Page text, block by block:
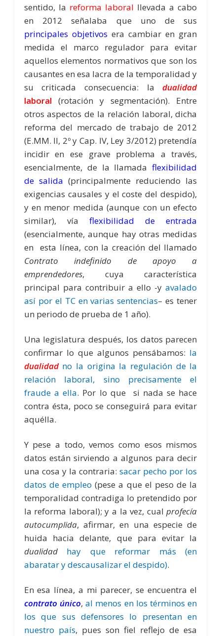
sentido, la reforma laboral llevada a cabo
en 2012 señalaba que uno de sus
principales objetivos era cambiar en gran
medida el marco regulador para evitar
aquellos elementos normativos que son los
causantes en esa lacra de la temporalidad y
su criticada consecuencia: ladualidad
laboral
(rotación y segmentación). Entre
otros aspectos de la relación laboral, dicha
reforma del mercado de trabajo de 2012
(E.MM. II, 2º y Cap. IV, Ley 3/2012) pretendía
incidir en ese grave problema a través,
esencialmente, de la llamadaflexibilidad
de salida (principalmente reduciendo las
exigencias causales y el coste del despido),
y en menor medida (aunque con un efecto
similar), vía flexibilidad de entrada
(esencialmente, aunque hay otras medidas
en esta línea, con la creación del llamado
Contrato indefinido de apoyo a
emprendedores, cuya característica
principal para contribuir a ello -yavalado
así por el TC en varias sentencias– es tener
un periodo de prueba de 1 año).
Una legislatura después, los datos parecen
confirmar lo que algunos pensábamos: la
dualidad no la origina la regulación de la
relación laboral, sino precisamente el
fraude a ella. Por lo que si nada se hace
contra ésta, poco se conseguirá para evitar
aquélla.
Y pese a todo, vemos como esos mismos
datos están sirviendo a algunos para decir
una cosa y la contraria:sacar pecho por los
datos de empleo (pese a que el peso de la
temporalidad contradiga lo pretendido por
la reforma laboral); y a la vez, cualprofecía
autocumplida, afirmar, en una especie de
huida hacia delante, que para evitar la
dualidad
hay que reformar más (en
abaratar y descausalizar el despido).
En esa línea, a mi parecer, se encuentra el
contrato único,al menos en los términos en
los que sus defensores lo presentan en
nuestro país, pues son fiel reflejo de esa